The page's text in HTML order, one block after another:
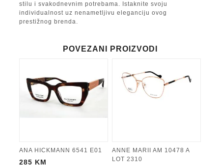
stilu i svakodnevnim potrebama. Istaknite svoju
individualnost uz nenametljivu eleganciju ovog
prestižnog brenda.
POVEZANI PROIZVODI
ANA HICKMANN 6541 E01
285 KM
ANNE MARII AM 10478 A
LOT 2310